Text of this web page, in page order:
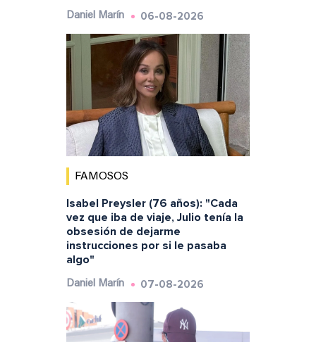
Daniel Marín 06-08-2026
FAMOSOS
Isabel Preysler (76 años): "Cada
vez que iba de viaje, Julio tenía la
obsesión de dejarme
instrucciones por si le pasaba
algo"
Daniel Marín 07-08-2026